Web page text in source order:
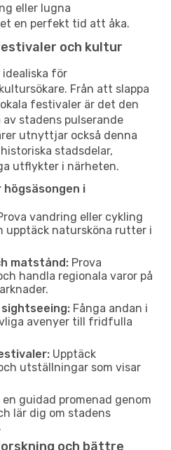
eller lugna
en perfekt tid att åka.
och kultur
idealiska för
Från att slappa
festivaler är det den
stadens pulserande
utnyttjar också denna
stadsdelar,
utflykter i närheten.
i
vandring eller cykling
upptäck natursköna rutter i
matstånd: Prova
handla regionala varor på
Fånga andan i
avenyer till fridfulla
Upptäck
utställningar som visar
en guidad promenad genom
lär dig om stadens
och bättre